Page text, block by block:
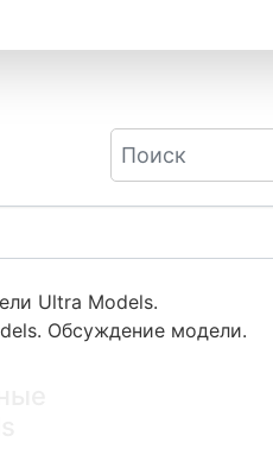
Ultra Models.
Обсуждение модели.